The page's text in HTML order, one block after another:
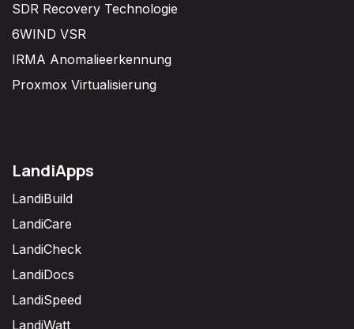
SDR Recovery Technologie
6WIND VSR
IRMA Anomalieerkennung
Proxmox Virtualisierung
LandiApps
LandiBuild
LandiCare
LandiCheck
LandiDocs
LandiSpeed
LandiWatt